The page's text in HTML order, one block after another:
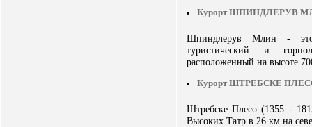
Курорт ШПИНДЛЕРУВ
Шпиндлерув Млин -
туристический и
расположенный на высоте
Курорт ШТРЕБСКЕ
Штребске Плесо (1355 -
Высоких Татр в 26 км на